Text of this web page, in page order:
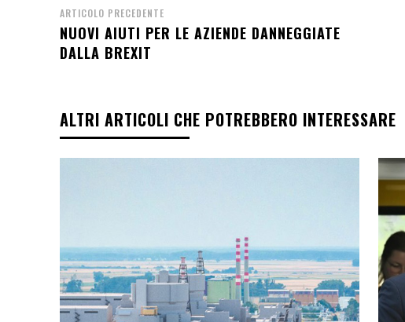
ARTICOLO PRECEDENTE
NUOVI AIUTI PER LE AZIENDE DANNEGGIATE
DALLA BREXIT
ALTRI ARTICOLI CHE POTREBBERO INTERESSARE